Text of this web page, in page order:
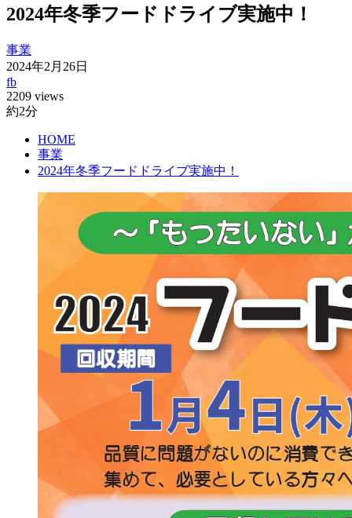
2024年冬季フードドライブ実施中！
事業
2024年2月26日
fb
2209 views
約2分
HOME
事業
2024年冬季フードドライブ実施中！